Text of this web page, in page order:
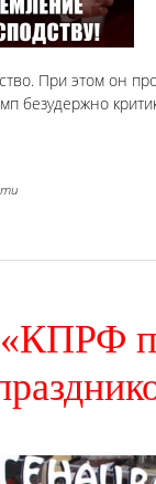
При этом он
безудержно
«КПРФ